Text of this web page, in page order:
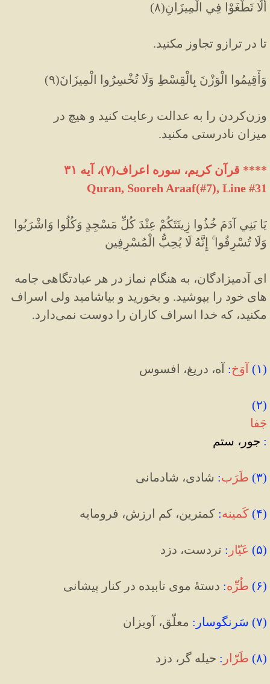
أَلَّا تَطْغَوْا فِي الْمِيزَانِ(۸)
تا در ترازو تجاوز مكنيد.
وَأَقِيمُوا الْوَزْنَ بِالْقِسْطِ وَلَا تُخْسِرُوا الْمِيزَانَ(۹)
وزن‌كردن را به عدالت رعايت كنيد و هیچ در
میزان نادرستی مکنید.
**** قرآن کریم، سوره اعراف(۷)، آیه ۳۱
Quran, Sooreh Araaf(#7), Line #31
يَا بَنِي آدَمَ خُذُوا زِينَتَكُمْ عِنْدَ كُلِّ مَسْجِدٍ وَكُلُوا وَاشْرَبُوا
وَلَا تُسْرِفُوا ۚ إِنَّهُ لَا يُحِبُّ الْمُسْرِفِين
اى آدمیزادگان، به هنگام نماز در هر عبادتگاهی جامه
های خود را بپوشيد. و بخوريد و بياشاميد ولى اسراف
مكنيد، كه خدا اسراف كاران را دوست نمى‌دارد.
(۱) آوَخ: آه، دریغ، افسوس
(۲)
جَفا
: جور، ستم
(۳) طَرَب: شادی، شادمانی
(۴) کَمینه: کمترین، کم ارزش، فرومایه
(۵) عَیّار : تردست، دزد
(۶) طُرِّه: دستۀ موی تابیده در کنار پیشانی
(۷) سَرنگوسار : معلّق، آویزان
(۸) طَرّار : حیله گر، دزد